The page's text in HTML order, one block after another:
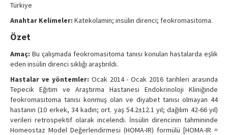
Türkiye
Anahtar Kelimeler: Katekolamin; insülin direnci; feokromasitoma.
Özet
Amaç: Bu çalışmada feokromasitoma tanısı konulan hastalarda eşlik
eden insülin direnci sıklığı araştırıldı.
Hastalar ve yöntemler: Ocak 2014 - Ocak 2016 tarihleri arasında
Tepecik Eğitim ve Araştırma Hastanesi Endokrinoloji Kliniğinde
feokromasitoma tanısı konmuş olan ve diyabet tanısı olmayan 44
hastanın (10 erkek, 34 kadın; ort. yaş 54.2±12.1 yıl; dağılım 42-66 yıl)
verileri retrospektif olarak incelendi. İnsülin direncinin tahmininde
Homeostaz Model Değerlendirmesi (HOMA-IR) formülü [HOMA-IR =